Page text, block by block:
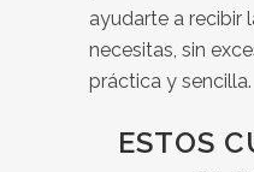
ayudarte a recibir
necesitas, sin
práctica y sencilla.
ESTOS